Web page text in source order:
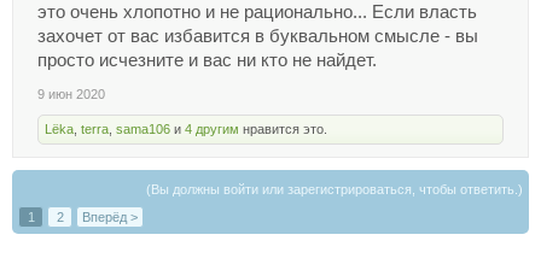
это очень хлопотно и не рационально... Если власть
захочет от вас избавится в буквальном смысле - вы
просто исчезните и вас ни кто не найдет.
9 июн 2020
Lёka terra sama106 и 4 другим нравится это.
(Вы должны войти или зарегистрироваться, чтобы ответить.)
1
2 Вперёд >